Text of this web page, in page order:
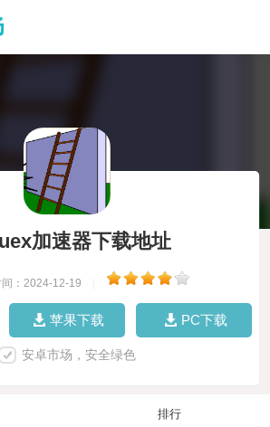
加速器下载地址
间：2024-12-19
苹果下载 PC下载
安卓市场，安全绿色
排行